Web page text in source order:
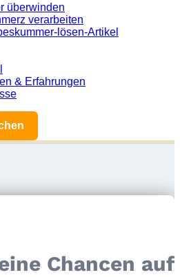
überwinden
verarbeiten
lösen-Artikel
& Erfahrungen